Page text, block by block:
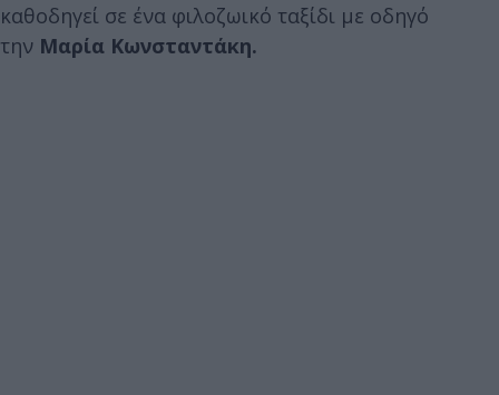
καθοδηγεί σε ένα φιλοζωικό ταξίδι με οδηγό
την Μαρία Κωνσταντάκη.